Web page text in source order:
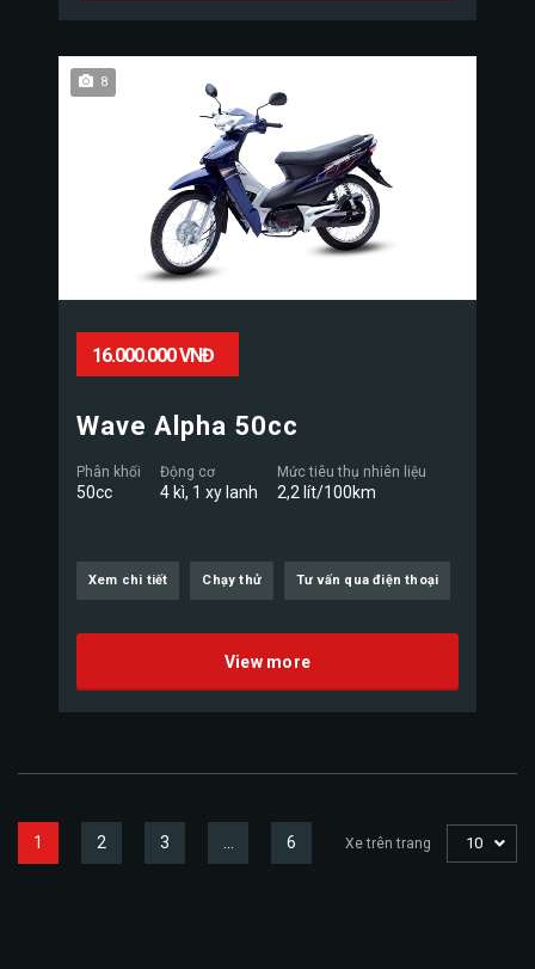
8
16.000.000 VNĐ
Wave Alpha 50cc
Phân khối
50cc
Động cơ
4 kì, 1 xy lanh
Mức tiêu thụ nhiên liệu
2,2 lít/100km
Xem chi tiết Chạy thử Tư vấn qua điện thoại
View more
1 2 3 … 6 Xe trên trang 10